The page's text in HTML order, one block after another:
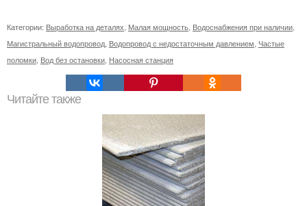
Категории: Выработка на деталях Малая мощность Водоснабжения при наличии
Магистральный водопровод Водопровод с недостаточным давлением Частые
поломки Вод без остановки Насосная станция
Читайте также